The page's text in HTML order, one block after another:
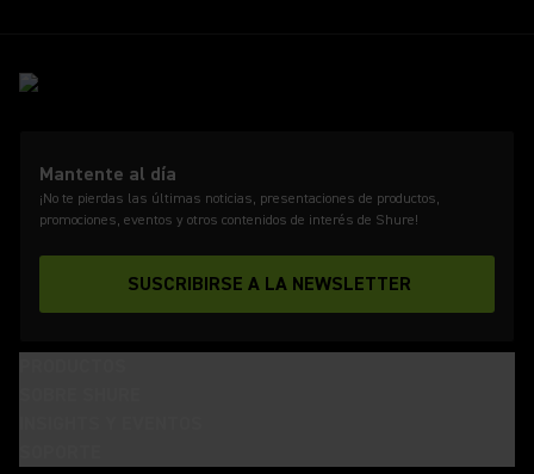
Mantente al día
¡No te pierdas las últimas noticias, presentaciones de productos,
promociones, eventos y otros contenidos de interés de Shure!
SUSCRIBIRSE A LA NEWSLETTER